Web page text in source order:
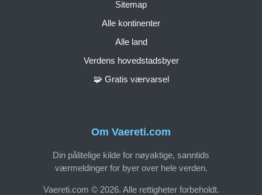
Om Vaereti.com
Din pålitelige kilde for nøyaktige, sanntids
værmeldinger for byer over hele verden.
Vaereti.com © 2026. Alle rettigheter forbeholdt.
Sitemap
Alle kontinenter
Alle land
Verdens hovedstadsbyer
🧩 Gratis værvarsel